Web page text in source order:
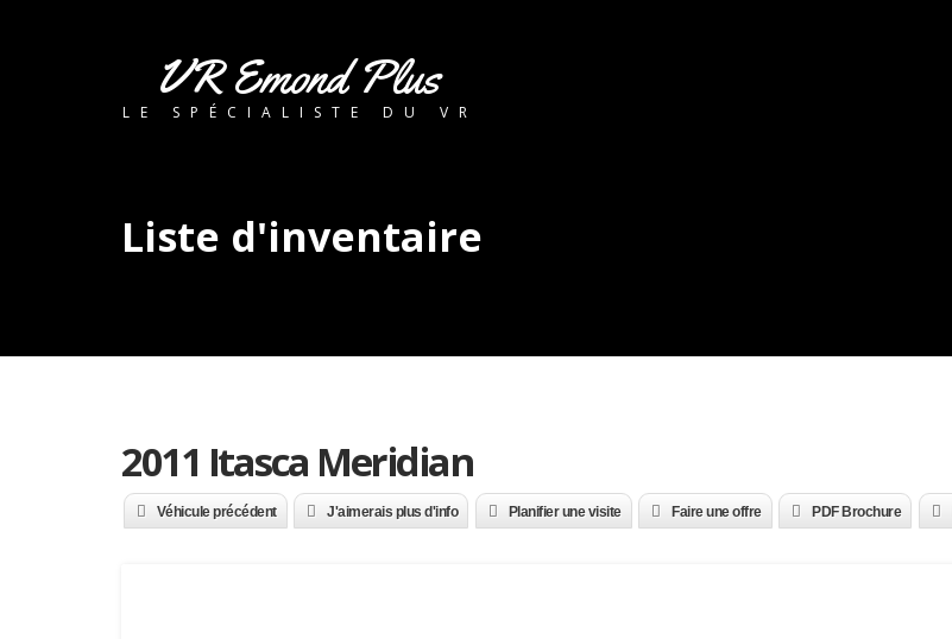
VR Emond Plus
LE SPÉCIALISTE DU VR
Liste d'inventaire
2011 Itasca Meridian
Véhicule précédent J'aimerais plus d'info Planifier une visite Faire une offre PDF Brochure